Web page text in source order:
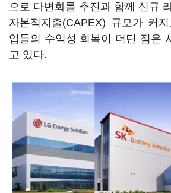
으로 다변화를 추진과 함께 신규
자본적지출(CAPEX) 규모가 커
업들의 수익성 회복이 더딘 점은
고 있다.